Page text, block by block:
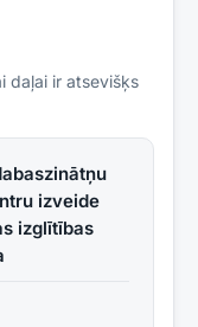
daļai ir atsevišķs
izveide
izglītības